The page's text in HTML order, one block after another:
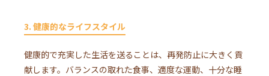
3. 健康的なライフスタイル
健康的で充実した生活を送ることは、再発防止に大きく貢
献します。バランスの取れた食事、適度な運動、十分な睡